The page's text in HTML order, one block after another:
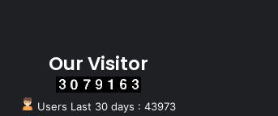
Our Visitor
Users Last 30 days : 43973